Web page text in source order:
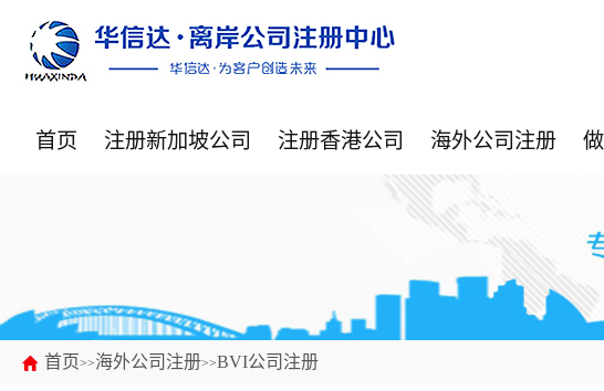
首页 注册新加坡公司 注册香港公司 海外公司注册
首页>>海外公司注册>>BVI公司注册